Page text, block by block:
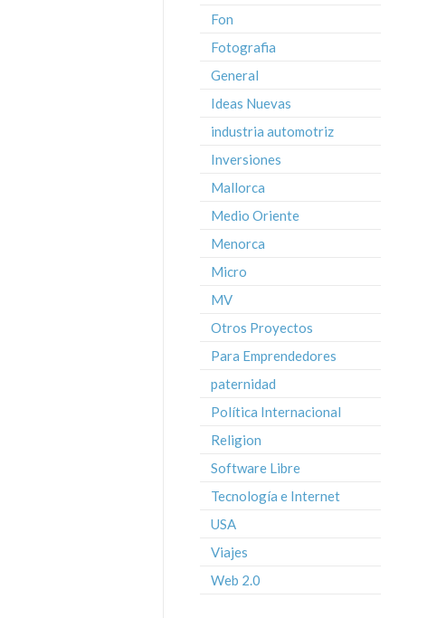
Fon
Fotografia
General
Ideas Nuevas
industria automotriz
Inversiones
Mallorca
Medio Oriente
Menorca
Micro
MV
Otros Proyectos
Para Emprendedores
paternidad
Política Internacional
Religion
Software Libre
Tecnología e Internet
USA
Viajes
Web 2.0